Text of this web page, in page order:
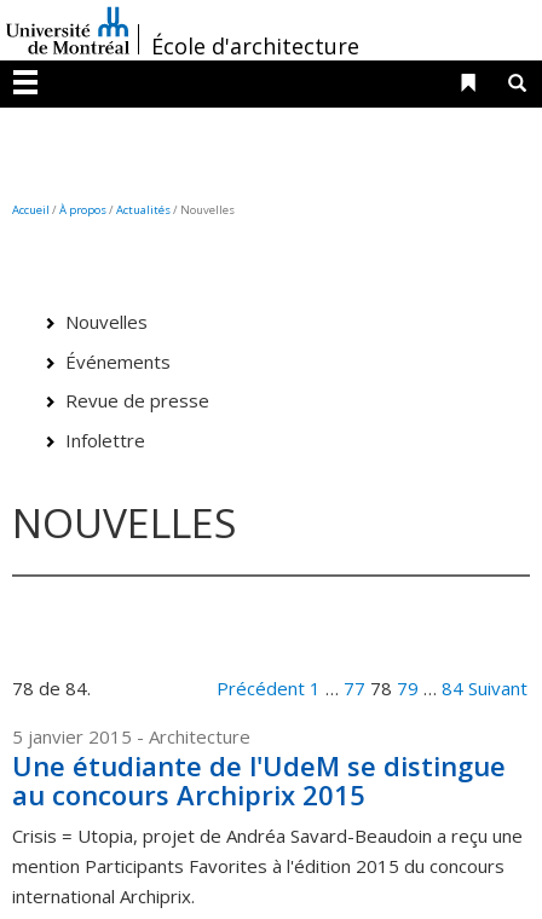
au
contenu
/École d'architecture
Menu
Liens
Accueil /À propos/Actualités/ Nouvelles
Nouvelles
Événements
Revue de presse
Infolettre
NOUVELLES
78 de 84. Précédent 1 … 77 78 79 … 84 Suivant
5 janvier 2015 - Architecture
Une étudiante de l'UdeM se distingue
au concours Archiprix 2015
Crisis = Utopia, projet de Andréa Savard-Beaudoin a reçu une
mention Participants Favorites à l'édition 2015 du concours
international Archiprix.